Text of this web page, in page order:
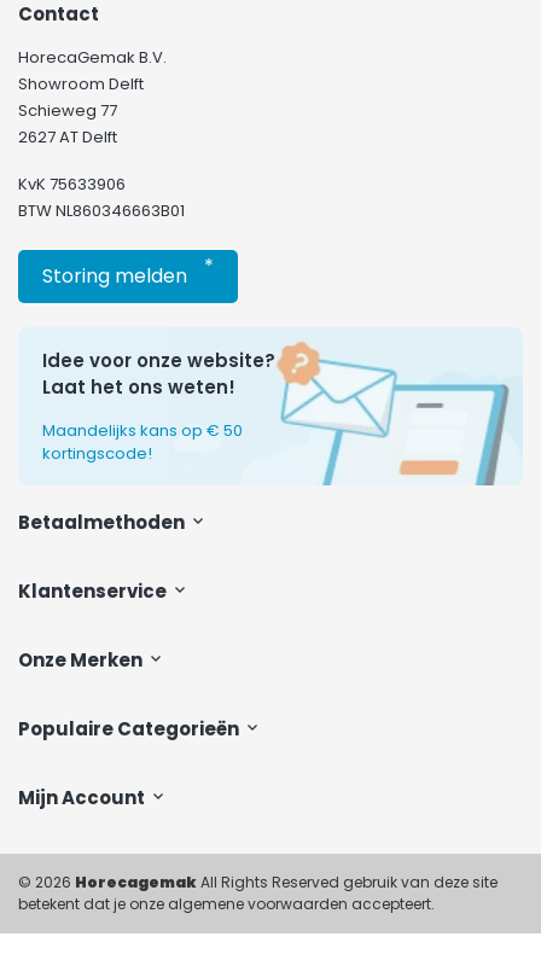
Klantenservice
Onze Merken
Populaire Categorieën
Mijn Account
Contact
HorecaGemak B.V.
Showroom Delft
Schieweg 77
2627 AT Delft
KvK 75633906
BTW NL860346663B01
Storing melden *
Idee voor onze website?
Laat het ons weten!
Maandelijks kans op € 50
kortingscode!
Betaalmethoden
© 2026 HorecagemakAll Rights Reserved gebruik van deze site
betekent dat je onze algemene voorwaarden accepteert.